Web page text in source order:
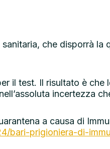
che disporrà
il test. Il risultato è che
incertezza
a causa di
bari-prigioniera-di-